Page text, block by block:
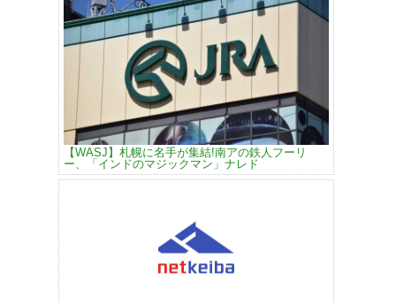
【WASJ】札幌に名手が集結!南アの鉄人フーリ
ー、「インドのマジックマン」ナレド